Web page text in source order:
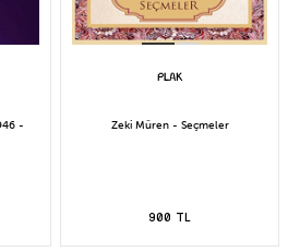
-
Zeki Müren - Seçmeler
900 TL